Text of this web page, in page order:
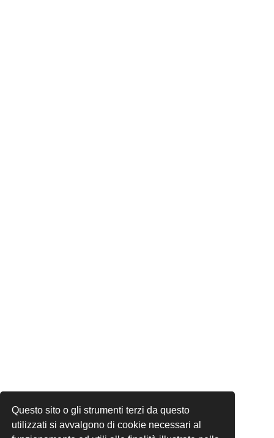
Questo sito o gli strumenti terzi da questo
utilizzati si avvalgono di cookie necessari al